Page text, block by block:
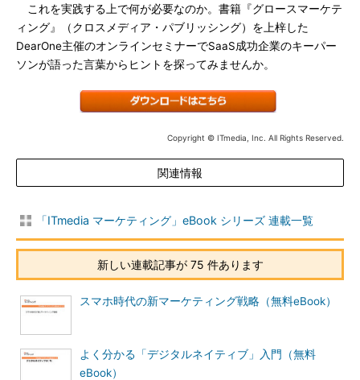
これを実践する上で何が必要なのか。書籍『グロースマーケテ
ィング』（クロスメディア・パブリッシング）を上梓した
DearOne主催のオンラインセミナーでSaaS成功企業のキーパー
ソンが語った言葉からヒントを探ってみませんか。
Copyright © ITmedia, Inc. All Rights Reserved.
関連情報
「ITmedia マーケティング」eBook シリーズ 連載一覧
新しい連載記事が 75 件あります
スマホ時代の新マーケティング戦略（無料eBook）
よく分かる「デジタルネイティブ」入門（無料
eBook）